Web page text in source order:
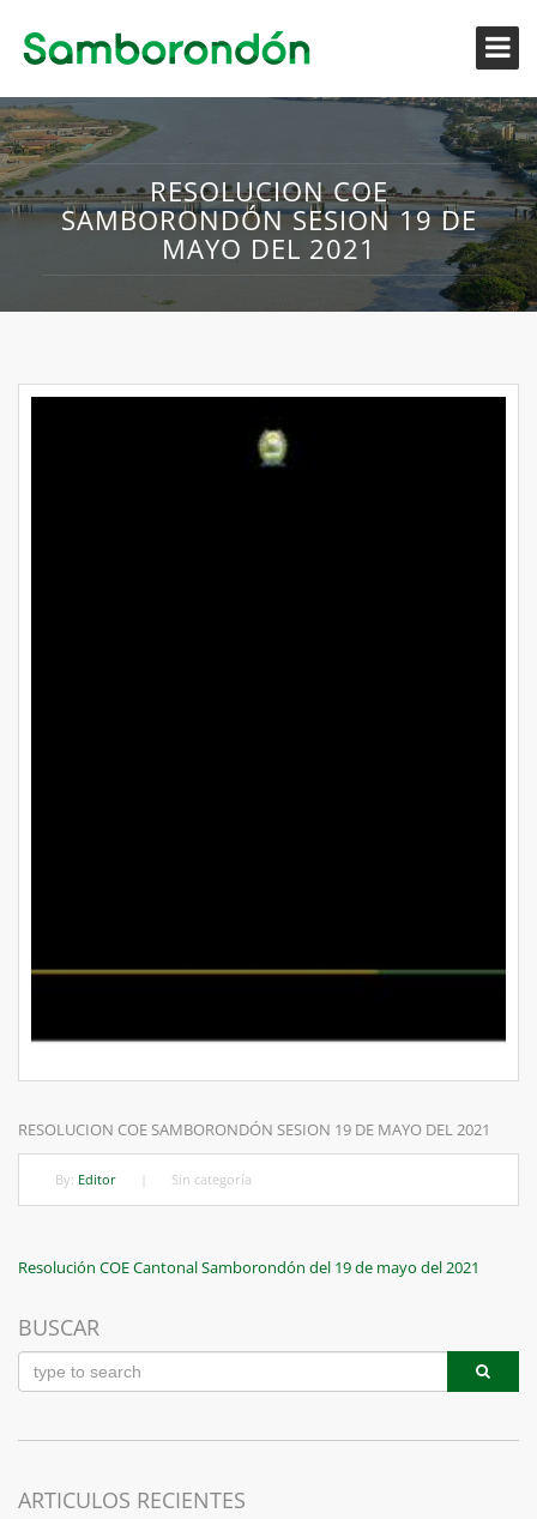
RESOLUCION COE
SAMBORONDÓN SESION 19 DE
MAYO DEL 2021
RESOLUCION COE SAMBORONDÓN SESION 19 DE MAYO DEL 2021
By: Editor Sin categoría
Navegación
de
entradas
Previous
Resolución COE Cantonal Samborondón del 19 de mayo del 2021
BUSCAR
ARTICULOS RECIENTES